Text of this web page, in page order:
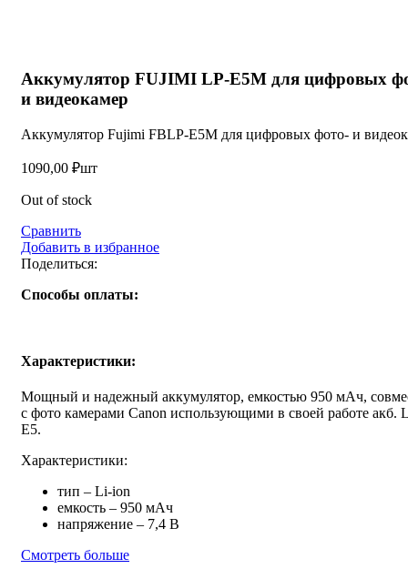
Аккумулятор FUJIMI LP-E5M для цифровых
и видеокамер
Аккумулятор Fujimi FBLP-E5M для цифровых фото- и
1090,00 ₽шт
Out of stock
Сравнить
Добавить в избранное
Поделиться:
Способы оплаты:
Характеристики:
Мощный и надежный аккумулятор, емкостью 950 мАч,
с фото камерами Canon использующими в своей работе акб.
E5.
Характеристики:
тип – Li-ion
емкость – 950 мАч
напряжение – 7,4 В
Смотреть больше